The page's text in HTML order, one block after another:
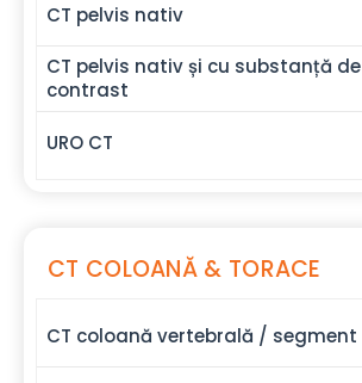
CT pelvis nativ
CT pelvis nativ și cu substanță de
contrast
URO CT
CT COLOANĂ & TORACE
CT coloană vertebrală / segment